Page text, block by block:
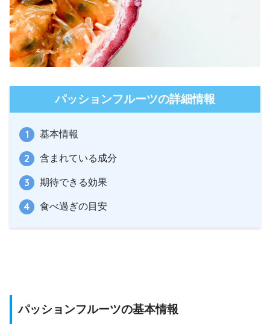
パッションフルーツの詳細情報
基本情報
含まれている成分
期待できる効果
食べ過ぎの目安
パッションフルーツの基本情報